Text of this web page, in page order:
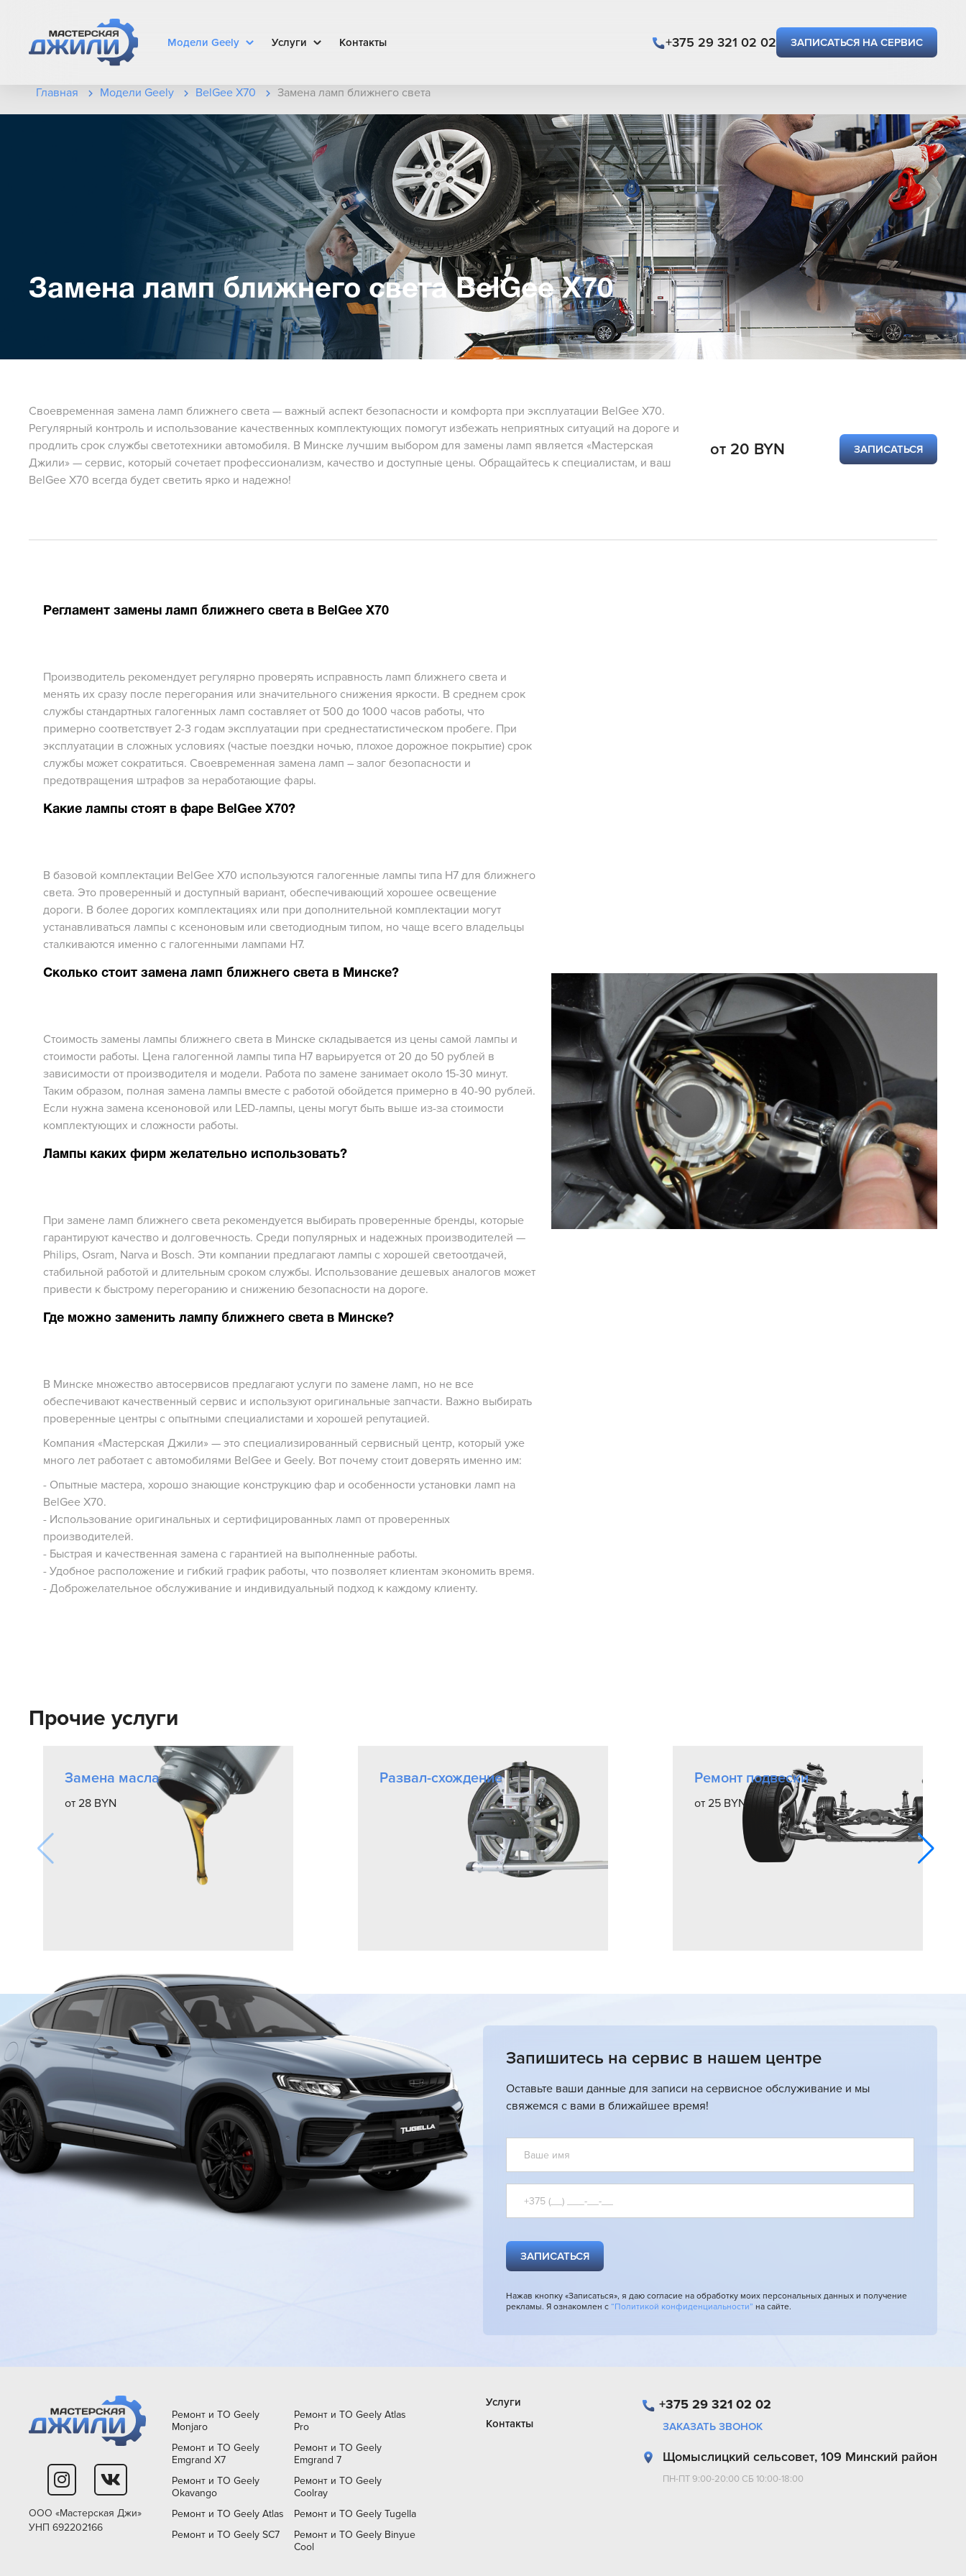
Модели Geely Услуги Контакты +375 29 321 02 02 ЗАПИСАТЬСЯ НА СЕРВИС
Главная Модели Geely BelGee X70 Замена ламп ближнего света
Замена ламп ближнего света BelGee X70
Своевременная замена ламп ближнего света — важный аспект безопасности и комфорта при эксплуатации BelGee X70.
Регулярный контроль и использование качественных комплектующих помогут избежать неприятных ситуаций на дороге и
продлить срок службы светотехники автомобиля. В Минске лучшим выбором для замены ламп является «Мастерская
Джили» — сервис, который сочетает профессионализм, качество и доступные цены. Обращайтесь к специалистам, и ваш
BelGee X70 всегда будет светить ярко и надежно!
от 20 BYN ЗАПИСАТЬСЯ
Регламент замены ламп ближнего света в BelGee X70
Производитель рекомендует регулярно проверять исправность ламп ближнего света и
менять их сразу после перегорания или значительного снижения яркости. В среднем срок
службы стандартных галогенных ламп составляет от 500 до 1000 часов работы, что
примерно соответствует 2-3 годам эксплуатации при среднестатистическом пробеге. При
эксплуатации в сложных условиях (частые поездки ночью, плохое дорожное покрытие) срок
службы может сократиться. Своевременная замена ламп – залог безопасности и
предотвращения штрафов за неработающие фары.
Какие лампы стоят в фаре BelGee X70?
В базовой комплектации BelGee X70 используются галогенные лампы типа H7 для ближнего
света. Это проверенный и доступный вариант, обеспечивающий хорошее освещение
дороги. В более дорогих комплектациях или при дополнительной комплектации могут
устанавливаться лампы с ксеноновым или светодиодным типом, но чаще всего владельцы
сталкиваются именно с галогенными лампами H7.
Сколько стоит замена ламп ближнего света в Минске?
Стоимость замены лампы ближнего света в Минске складывается из цены самой лампы и
стоимости работы. Цена галогенной лампы типа H7 варьируется от 20 до 50 рублей в
зависимости от производителя и модели. Работа по замене занимает около 15-30 минут.
Таким образом, полная замена лампы вместе с работой обойдется примерно в 40-90 рублей.
Если нужна замена ксеноновой или LED-лампы, цены могут быть выше из-за стоимости
комплектующих и сложности работы.
Лампы каких фирм желательно использовать?
При замене ламп ближнего света рекомендуется выбирать проверенные бренды, которые
гарантируют качество и долговечность. Среди популярных и надежных производителей —
Philips, Osram, Narva и Bosch. Эти компании предлагают лампы с хорошей светоотдачей,
стабильной работой и длительным сроком службы. Использование дешевых аналогов может
привести к быстрому перегоранию и снижению безопасности на дороге.
Где можно заменить лампу ближнего света в Минске?
В Минске множество автосервисов предлагают услуги по замене ламп, но не все
обеспечивают качественный сервис и используют оригинальные запчасти. Важно выбирать
проверенные центры с опытными специалистами и хорошей репутацией.
Компания «Мастерская Джили» — это специализированный сервисный центр, который уже
много лет работает с автомобилями BelGee и Geely. Вот почему стоит доверять именно им:
- Опытные мастера, хорошо знающие конструкцию фар и особенности установки ламп на
BelGee X70.
- Использование оригинальных и сертифицированных ламп от проверенных
производителей.
- Быстрая и качественная замена с гарантией на выполненные работы.
- Удобное расположение и гибкий график работы, что позволяет клиентам экономить время.
- Доброжелательное обслуживание и индивидуальный подход к каждому клиенту.
Прочие услуги
Замена масла
от 28 BYN
Развал-схождение Ремонт подвески
от 25 BYN
Запишитесь на сервис в нашем центре
Оставьте ваши данные для записи на сервисное обслуживание и мы
свяжемся с вами в ближайшее время!
ЗАПИСАТЬСЯ
Нажав кнопку «Записаться», я даю согласие на обработку моих персональных данных и получение
рекламы. Я ознакомлен с “Политикой конфиденциальности” на сайте.
ООО «Мастерская Джи»
УНП 692202166
Ремонт и ТО Geely
Monjaro
Ремонт и ТО Geely Atlas
Pro
Ремонт и ТО Geely
Emgrand X7
Ремонт и ТО Geely
Emgrand 7
Ремонт и ТО Geely
Okavango
Ремонт и ТО Geely
Coolray
Ремонт и ТО Geely Atlas
Ремонт и ТО Geely Tugella
Ремонт и ТО Geely SC7
Ремонт и ТО Geely Binyue
Cool
Услуги
Контакты
+375 29 321 02 02
ЗАКАЗАТЬ ЗВОНОК
Щомыслицкий сельсовет, 109 Минский район
ПН-ПТ 9:00-20:00 СБ 10:00-18:00